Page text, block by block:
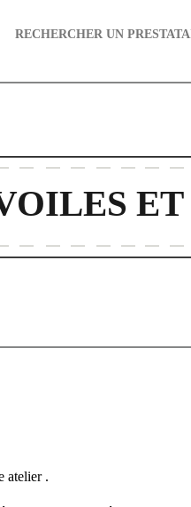
RECHERCHER UN
ET
atelier .